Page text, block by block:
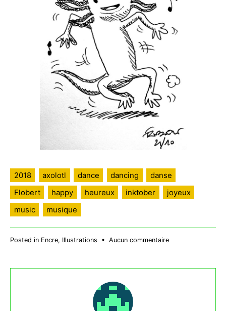
2018 axolotl dance dancing
danse
Flobert
happy heureux inktober
joyeux
music
musique
Posted in Encre, Illustrations • Aucun commentairesur